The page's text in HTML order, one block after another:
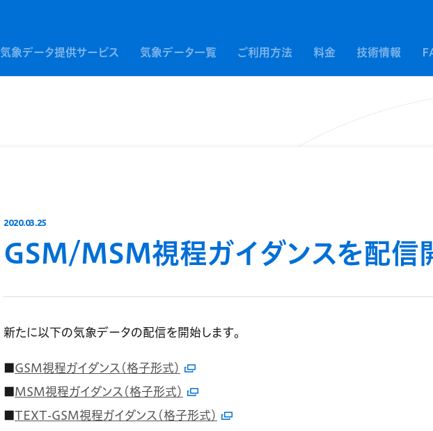
気象データ提供サービス 気象データ一覧 ご利用方法 料金 技術情報
2020.03.25
GSM/MSM視程ガイダンスを配信
新たに以下の気象データの配信を開始します。
■GSM視程ガイダンス（格子形式）
■MSM視程ガイダンス（格子形式）
■TEXT-GSM視程ガイダンス（格子形式）